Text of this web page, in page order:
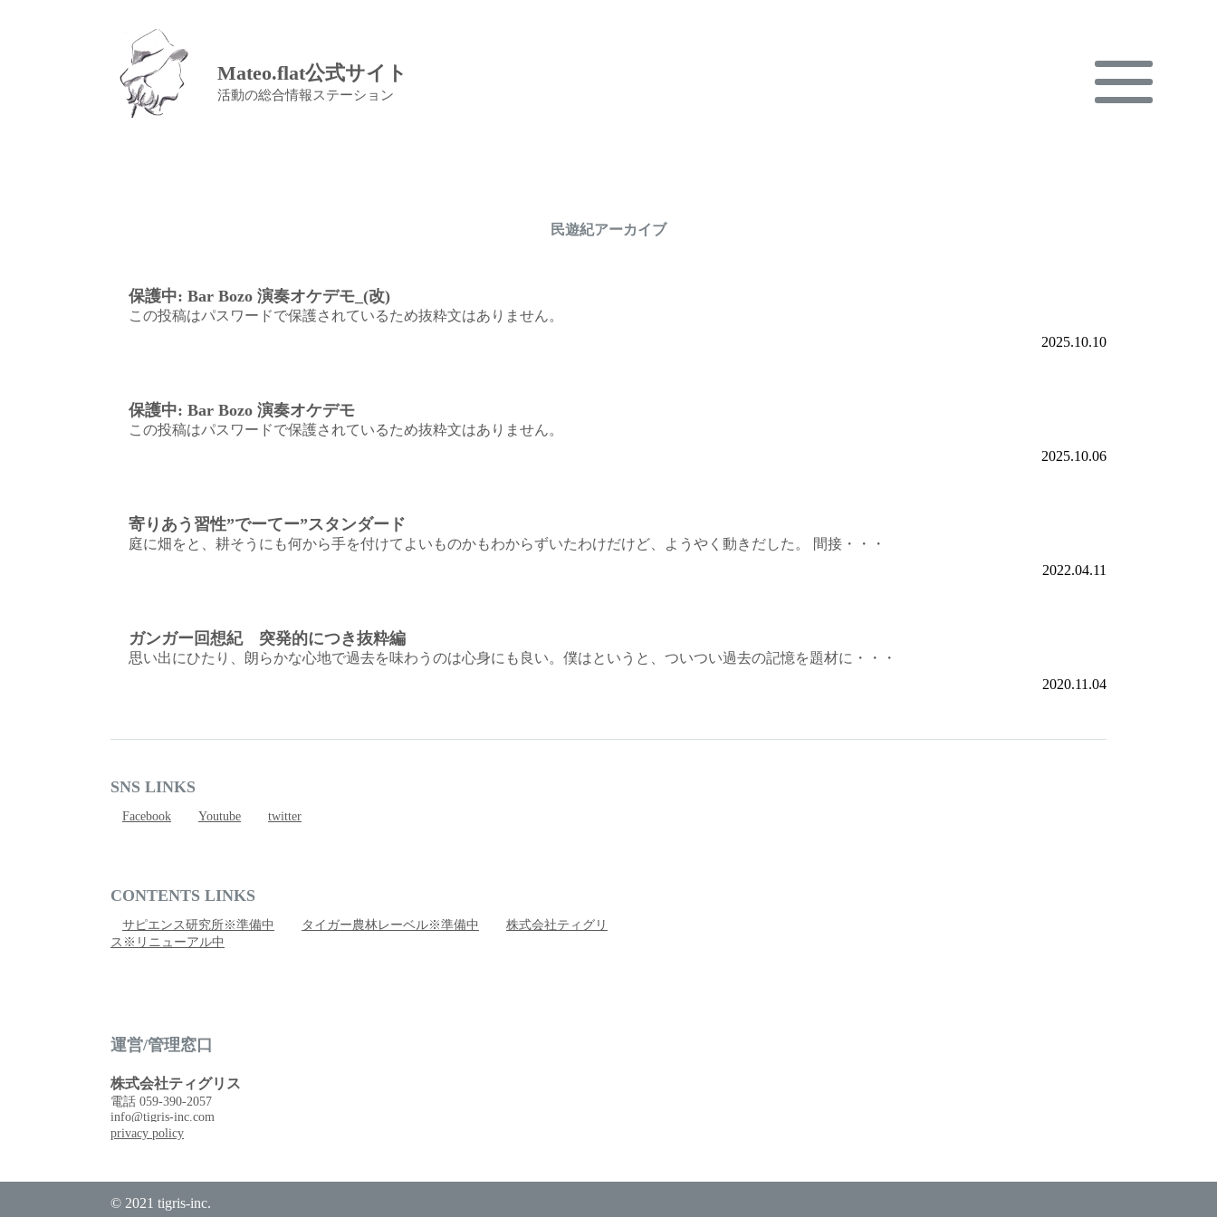
Mateo.flat公式サイト
活動の総合情報ステーション
民遊紀アーカイブ
保護中: Bar Bozo 演奏オケデモ_(改)
この投稿はパスワードで保護されているため抜粋文はありません。
2025.10.10
保護中: Bar Bozo 演奏オケデモ
この投稿はパスワードで保護されているため抜粋文はありません。
2025.10.06
寄りあう習性”でーてー”スタンダード
庭に畑をと、耕そうにも何から手を付けてよいものかもわからずいたわけだけど、ようやく動きだした。 間接・・・
2022.04.11
ガンガー回想紀 突発的につき抜粋編
思い出にひたり、朗らかな心地で過去を味わうのは心身にも良い。僕はというと、ついつい過去の記憶を題材に・・・
2020.11.04
SNS LINKS
Facebook Youtube twitter
CONTENTS LINKS
サピエンス研究所※準備中 タイガー農林レーベル※準備中
株式会社ティグリ
ス※リニューアル中
運営/管理窓口
株式会社ティグリス
電話 059-390-2057
info@tigris-inc.com
privacy policy
© 2021 tigris-inc.